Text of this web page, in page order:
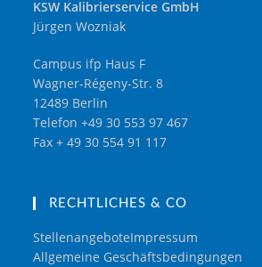
KSW Kalibrierservice GmbH
Jürgen Wozniak
Campus ifp Haus F
Wagner-Régeny-Str. 8
12489 Berlin
Telefon +49 30 553 97 467
Fax + 49 30 554 91 117
RECHTLICHES & CO
StellenangeboteImpressum
Allgemeine Geschäftsbedingungen